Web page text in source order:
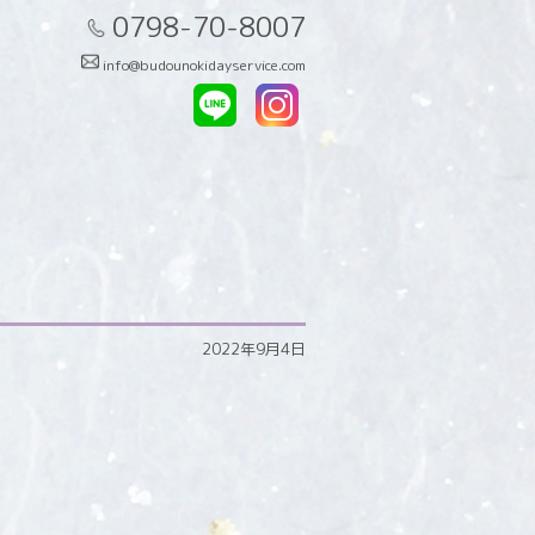
0798-70-8007
info@budounokidayservice.com
2022年9月4日